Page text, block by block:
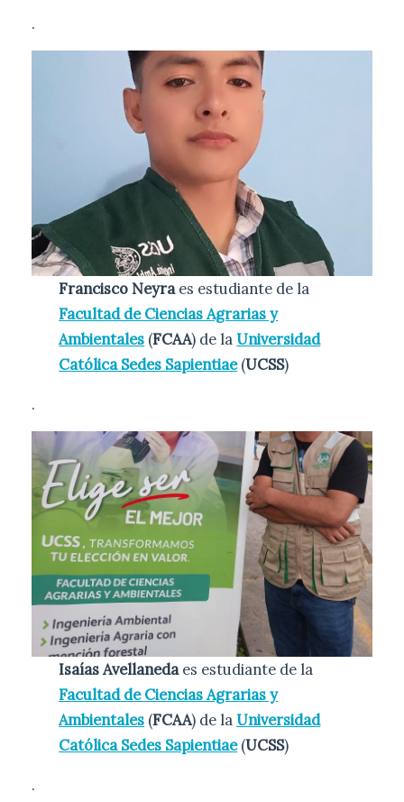
.
Francisco Neyraes estudiante de la
Facultad de Ciencias Agrarias y
Ambientales (FCAA) de laUniversidad
Católica Sedes Sapientiae(UCSS)
.
Isaías Avellanedaes estudiante de la
Facultad de Ciencias Agrarias y
Ambientales (FCAA) de laUniversidad
Católica Sedes Sapientiae(UCSS)
.